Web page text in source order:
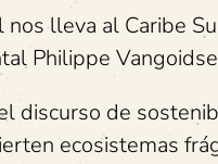
lleva al Caribe
Philippe
discurso de
ecosistemas